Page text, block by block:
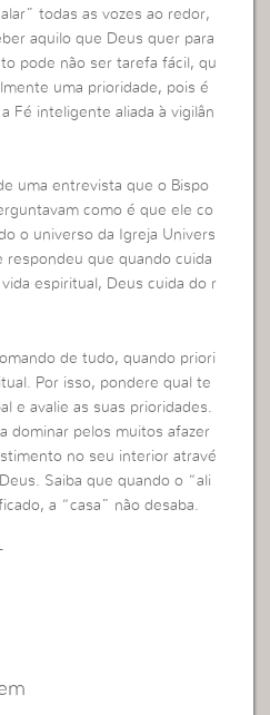
todas as vozes ao redor,
aquilo que Deus quer para
pode não ser tarefa fácil, qu
uma prioridade, pois é
Fé inteligente aliada à vigilân
uma entrevista que o Bispo
como é que ele co
o universo da Igreja Univers
respondeu que quando cuida
espiritual, Deus cuida do r
de tudo, quando priori
Por isso, pondere qual te
e avalie as suas prioridades.
dominar pelos muitos afazer
no seu interior atravé
Saiba que quando o “ali
a “casa” não desaba.